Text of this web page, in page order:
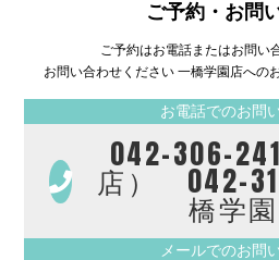
ご予約・お問
ご予約はお電話またはお問い
お問い合わせください 一橋学園店への
お電話でのお問
042-306-
店） 042-
橋学園
メールでのお問